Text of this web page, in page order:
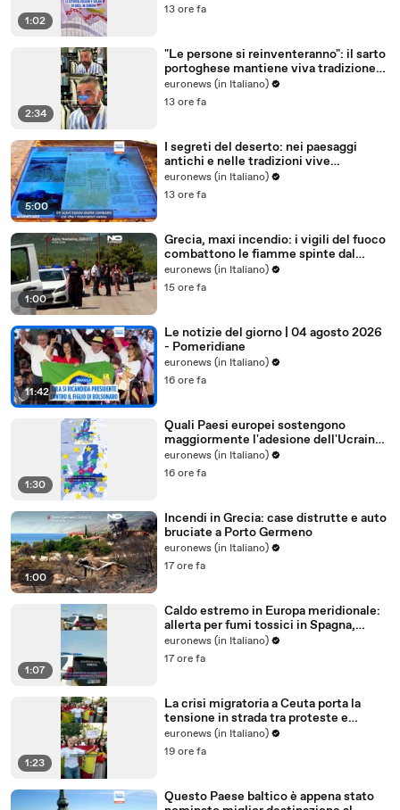
1:02
13 ore fa
2:34
"Le persone si reinventeranno": il sarto
portoghese mantiene viva tradizione
degli abiti su misura
euronews (in Italiano)
13 ore fa
5:00
I segreti del deserto: nei paesaggi
antichi e nelle tradizioni vive
dell'Uzbekistan
euronews (in Italiano)
13 ore fa
1:00
Grecia, maxi incendio: i vigili del fuoco
combattono le fiamme spinte dal
vento
euronews (in Italiano)
15 ore fa
11:42
Le notizie del giorno | 04 agosto 2026
- Pomeridiane
euronews (in Italiano)
16 ore fa
1:30
Quali Paesi europei sostengono
maggiormente l'adesione dell'Ucraina
all'Ue?
euronews (in Italiano)
16 ore fa
1:00
Incendi in Grecia: case distrutte e auto
bruciate a Porto Germeno
euronews (in Italiano)
17 ore fa
1:07
Caldo estremo in Europa meridionale:
allerta per fumi tossici in Spagna,
Francia ferma reattori
euronews (in Italiano)
17 ore fa
1:23
La crisi migratoria a Ceuta porta la
tensione in strada tra proteste e
critiche al governo
euronews (in Italiano)
19 ore fa
Questo Paese baltico è appena stato